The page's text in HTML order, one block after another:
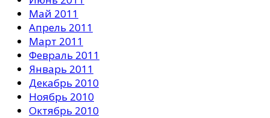
Май 2011
Апрель 2011
Март 2011
Февраль 2011
Январь 2011
Декабрь 2010
Ноябрь 2010
Октябрь 2010